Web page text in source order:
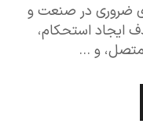
ضروری در صنعت و
ایجاد استحکام،
و ...